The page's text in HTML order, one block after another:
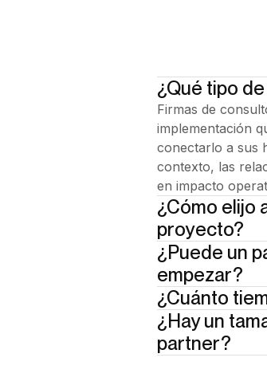
¿Qué tipo
Firmas de
implementación
conectarlo a sus
contexto, las
en impacto
¿Cómo elijo
proyecto?
Mira su enfoque
ya trabaja en
de cumplimiento,
por dónde
contáctanos y te
¿Puede un
empezar?
Sí. La mayoría
cualquier
fricción y definen
pliego de
¿Cuánto
Primer workflow
infraestructura,
despliegue.
¿Hay un
partner?